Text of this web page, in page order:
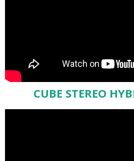
CUBE STEREO